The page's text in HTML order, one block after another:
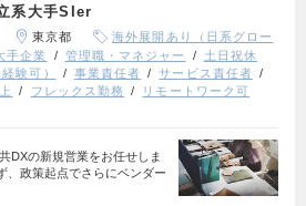
系大手SIer
東京都
海外展開あり（日系グロー
手企業 管理職・マネジャー
土日祝休
験可） 事業責任者
サービス責任者
フレックス勤務
リモートワーク可
DXの新規営業をお任せしま
、政策起点でさらにベンダー